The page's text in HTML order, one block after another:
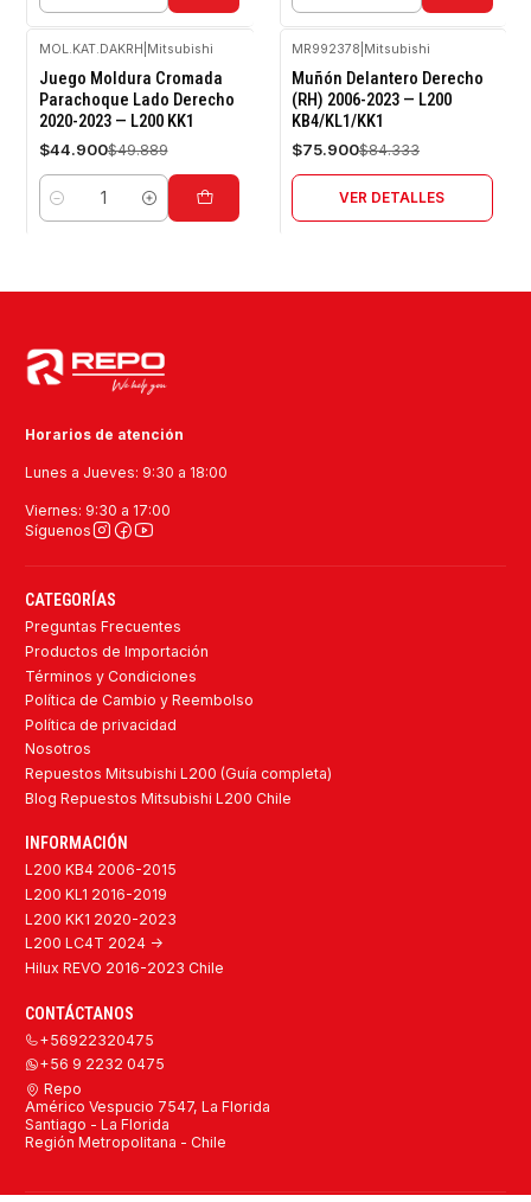
-10%
OFF
MOL.KAT.DAKRH Mitsubishi
Juego Moldura Cromada
Parachoque Lado Derecho
2020-2023 — L200 KK1
$44.900$49.889
Cantidad
-10%
OFF
Agotado
MR992378 Mitsubishi
Muñón Delantero Derecho
(RH) 2006-2023 — L200
KB4/KL1/KK1
$75.900$84.333
VER DETALLES
Horarios de atención
Lunes a Jueves: 9:30 a 18:00
Viernes: 9:30 a 17:00
Síguenos
CATEGORÍAS
Preguntas Frecuentes
Productos de Importación
Términos y Condiciones
Política de Cambio y Reembolso
Política de privacidad
Nosotros
Repuestos Mitsubishi L200 (Guía completa)
Blog Repuestos Mitsubishi L200 Chile
INFORMACIÓN
L200 KB4 2006-2015
L200 KL1 2016-2019
L200 KK1 2020-2023
L200 LC4T 2024 ->
Hilux REVO 2016-2023 Chile
CONTÁCTANOS
+56922320475
+56 9 2232 0475
Repo
Américo Vespucio 7547, La Florida
Santiago - La Florida
Región Metropolitana - Chile